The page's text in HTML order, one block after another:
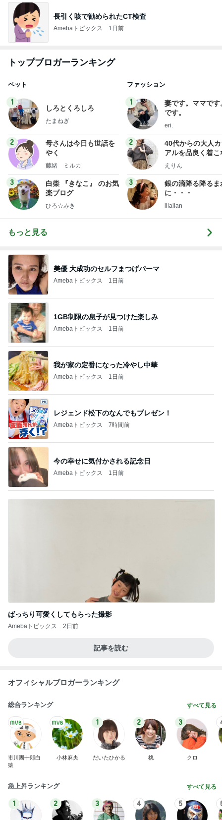
長引く咳で勧められたCT検査
Amebaトピックス 1日前
トップブロガーランキング
ペット
1
しろとくろしろ
たまねぎ
2
母さんは今日も世話を
やく
藤緒 ミルカ
3
白柴 『きなこ』 のお気
楽ブログ
ひろ☆みき
ファッション
1
妻です。ママです
です。
eri.
2
40代からの大人
アルを品良く着こ
ファッションブロ
えりん
3
銀の滴降る降るま
に・・・
illallan
もっと見る
美優 大成功のセルフまつげパーマ
Amebaトピックス 1日前
1GB制限の息子が見つけた楽しみ
Amebaトピックス 1日前
我が家の定番になった冷やし中華
Amebaトピックス 1日前
レジェンド松下のなんでもプレゼン！
Amebaトピックス 7時間前
今の幸せに気付かされる記念日
Amebaトピックス 1日前
ばっちり可愛くしてもらった撮影
Amebaトピックス 2日前
記事を読む
オフィシャルブロガーランキング
総合ランキング すべて見る
市川團十郎白
猿
小林麻央
1
だいたひかる
2
桃
3
クロ
急上昇ランキング すべて見る
1 2 3 4 5